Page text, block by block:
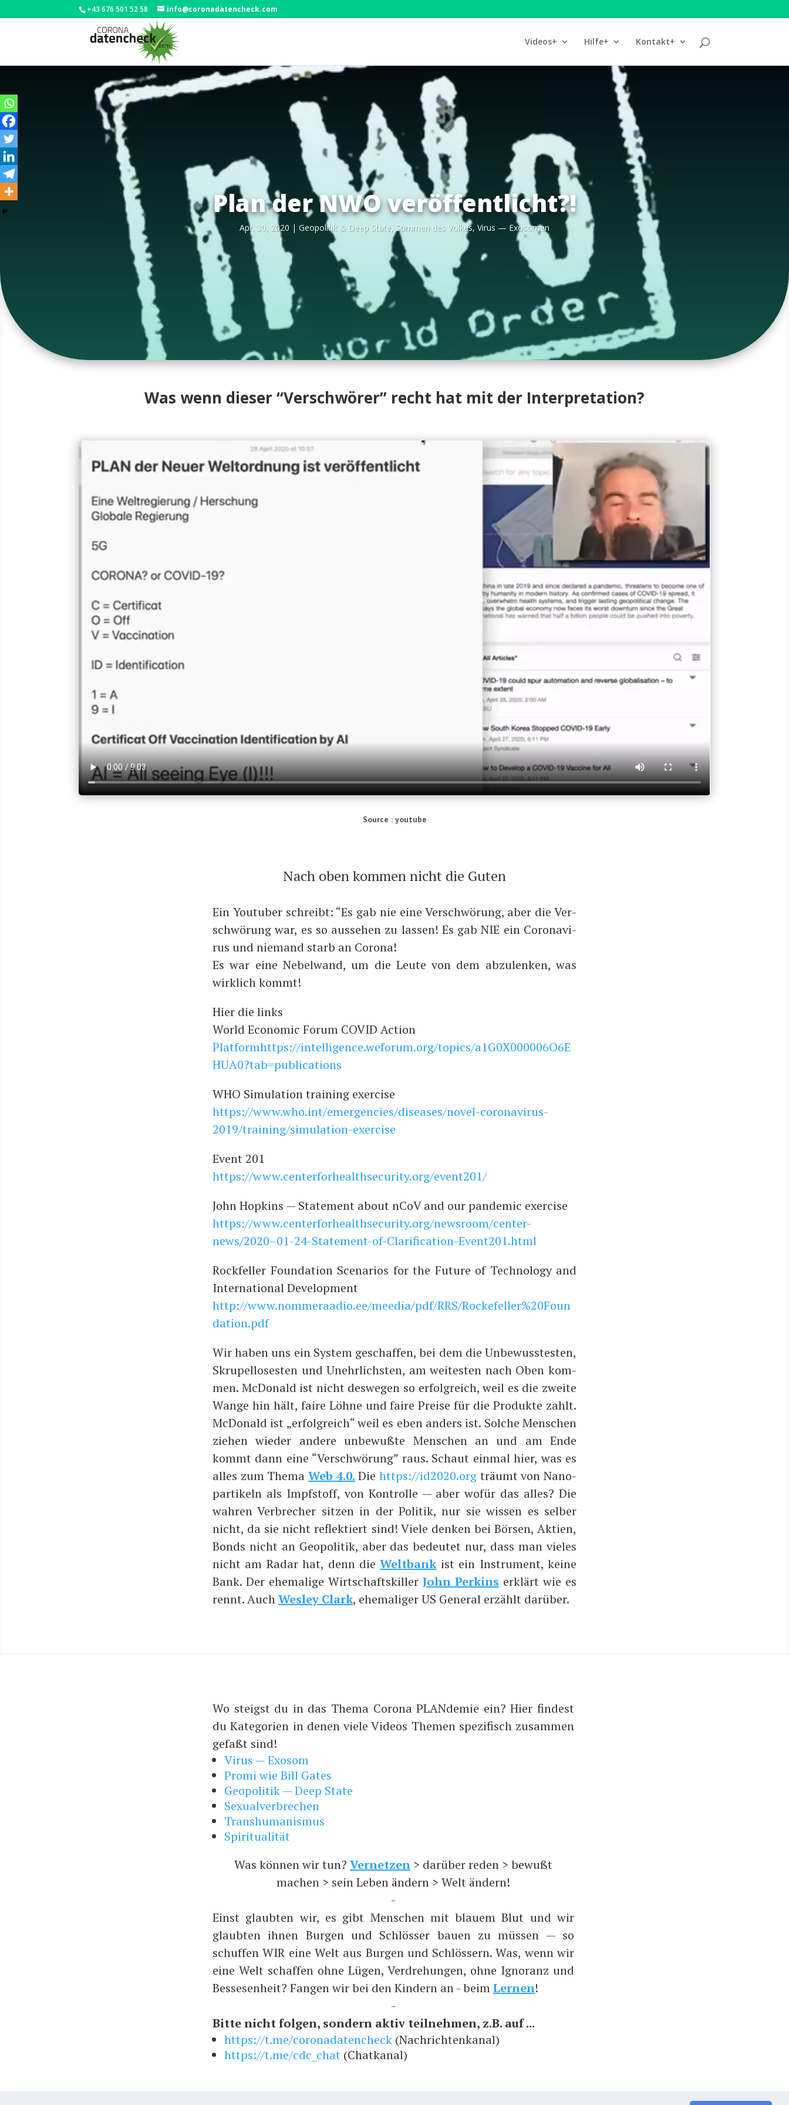
+43 676 501 52 58 info@coronadatencheck.com
Videos+ Hilfe+ Kontakt+
Plan der NWO veröffentlicht?!
Apr. 30, 2020 | Geo­po­li­tik & Deep Sta­te, Stim­men des Vol­kes, Virus — Exosomen
Was wenn dieser “Verschwörer” recht hat mit der Interpretation?
Source : youtube
Nach oben kom­men nicht die Guten
Ein You­tuber schreibt: “Es gab nie eine Ver­schwö­rung, aber die Ver­
schwö­rung war, es so aus­se­hen zu las­sen! Es gab NIE ein Coro­na­vi­
rus und nie­mand starb an Coro­na!
Es war eine Nebel­wand, um die Leu­te von dem abzu­len­ken, was
wirk­lich kommt!
Hier die links
World Eco­no­mic Forum COVID Action
Platformhttps://intelligence.weforum.org/topics/a1G0X000006O6E
HUA0?tab=publications
WHO Simu­la­ti­on trai­ning exer­cise
https://www.who.int/emergencies/diseases/novel-coronavirus-
2019/training/simulation-exercise
Event 201
https://www.centerforhealthsecurity.org/event201/
John Hop­kins — State­ment about nCoV and our pan­de­mic exer­cise
https://www.centerforhealthsecurity.org/newsroom/center-
news/2020–01-24-Statement-of-Clarification-Event201.html
Rock­fel­ler Foun­da­ti­on Sce­na­ri­os for the Future of Tech­no­lo­gy and
Inter­na­tio­nal Deve­lo­p­ment
http://www.nommeraadio.ee/meedia/pdf/RRS/Rockefeller%20Foun
dation.pdf
Wir haben uns ein Sys­tem geschaf­fen, bei dem die Unbe­wuss­tes­ten,
Skru­pel­lo­ses­ten und Unehr­lichs­ten, am wei­tes­ten nach Oben kom­
men. McDo­nald ist nicht des­we­gen so erfolg­reich, weil es die zwei­te
Wan­ge hin hält, fai­re Löh­ne und fai­re Prei­se für die Pro­duk­te zahlt.
McDo­nald ist „erfolg­reich“ weil es eben anders ist. Sol­che Men­schen
zie­hen wie­der ande­re unbe­wuß­te Men­schen an und am Ende
kommt dann eine “Ver­schwö­rung” raus. Schaut ein­mal hier, was es
alles zum The­ma Web 4.0. Diehttps://id2020.org träumt von Nano­
par­ti­keln als Impf­stoff, von Kon­trol­le — aber wofür das alles? Die
wah­ren Ver­bre­cher sit­zen in der Poli­tik, nur sie wis­sen es sel­ber
nicht, da sie nicht reflek­tiert sind! Vie­le den­ken bei Bör­sen, Akti­en,
Bonds nicht an Geo­po­li­tik, aber das bedeu­tet nur, dass man vie­les
nicht am Radar hat, denn dieWelt­bankist ein Instru­ment, kei­ne
Bank. Der ehe­ma­li­ge Wirt­schafts­kil­ler John Per­kins erklärt wie es
rennt. AuchWes­ley Clark, ehe­ma­li­ger US Gene­ral erzählt darüber.
Wo steigst du in das Thema Corona PLANdemie ein? Hier findest
du Kategorien in denen viele Videos Themen spezifisch zusammen
gefaßt sind!
Virus — Exosom
Promi wie Bill Gates
Geopolitik — Deep State
Sexualverbrechen
Transhumanismus
Spiritualität
Was können wir tun? Vernetzen > darüber reden > bewußt
machen > sein Leben ändern > Welt ändern!
-
Einst glaubten wir, es gibt Menschen mit blauem Blut und wir
glaubten ihnen Burgen und Schlösser bauen zu müssen — so
schuffen WIR eine Welt aus Burgen und Schlössern. Was, wenn wir
eine Welt schaffen ohne Lügen, Verdrehungen, ohne Ignoranz und
Bessesenheit? Fangen wir bei den Kindern an - beimLernen!
-
Bitte nicht folgen, sondern aktiv teilnehmen, z.B. auf ...
https://t.me/coronadatencheck (Nachrichtenkanal)
https://t.me/cdc_chat (Chatkanal)